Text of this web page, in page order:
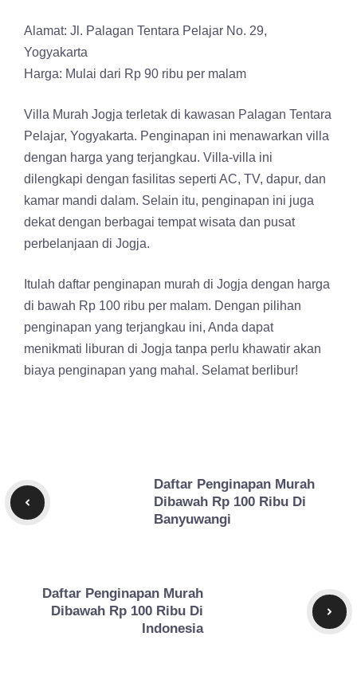
Alamat: Jl. Palagan Tentara Pelajar No. 29,
Yogyakarta
Harga: Mulai dari Rp 90 ribu per malam
Villa Murah Jogja terletak di kawasan Palagan Tentara
Pelajar, Yogyakarta. Penginapan ini menawarkan villa
dengan harga yang terjangkau. Villa-villa ini
dilengkapi dengan fasilitas seperti AC, TV, dapur, dan
kamar mandi dalam. Selain itu, penginapan ini juga
dekat dengan berbagai tempat wisata dan pusat
perbelanjaan di Jogja.
Itulah daftar penginapan murah di Jogja dengan harga
di bawah Rp 100 ribu per malam. Dengan pilihan
penginapan yang terjangkau ini, Anda dapat
menikmati liburan di Jogja tanpa perlu khawatir akan
biaya penginapan yang mahal. Selamat berlibur!
Daftar Penginapan Murah
Dibawah Rp 100 Ribu Di
Banyuwangi
Daftar Penginapan Murah
Dibawah Rp 100 Ribu Di
Indonesia